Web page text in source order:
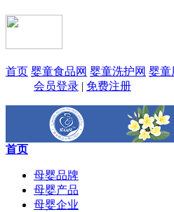
首页 婴童食品网 婴童洗护网 婴童
会员登录 | 免费注册
首页
母婴品牌
母婴产品
母婴企业